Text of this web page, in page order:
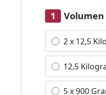
Alle anzeigen (5)
2 x 12,5
12,5
5 x 900